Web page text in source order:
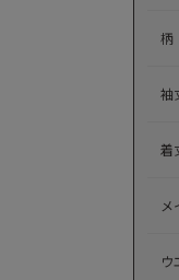
柄
袖
着
ウ